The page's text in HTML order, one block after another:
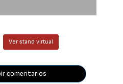
Ver stand virtual
comentarios